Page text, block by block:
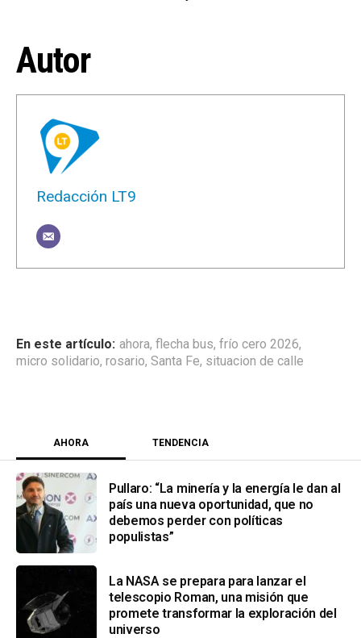
Autor
Redacción LT9
ahora, flecha bus, frío cero 2026,
micro solidario, rosario, Santa Fe, situacion de calle
AHORA TENDENCIA
Pullaro: “La minería y la energía le dan al
país una nueva oportunidad, que no
debemos perder con políticas
populistas”
La NASA se prepara para lanzar el
telescopio Roman, una misión que
promete transformar la exploración del
universo